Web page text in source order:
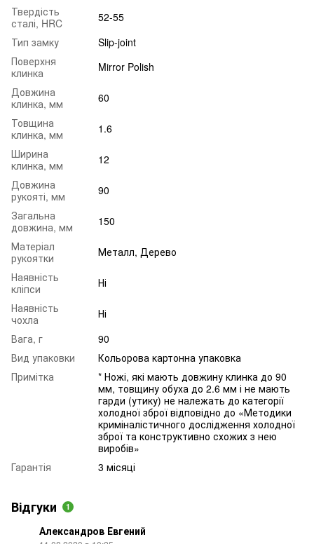
Твердість
сталі, HRC
52-55
Тип замку
Slip-joint
Поверхня
клинка
Mirror Polish
Довжина
клинка, мм
60
Товщина
клинка, мм
1.6
Ширина
клинка, мм
12
Довжина
рукояті, мм
90
Загальна
довжина, мм
150
Матеріал
рукоятки
Металл, Дерево
Наявність
кліпси
Ні
Наявність
чохла
Ні
Вага, г
90
Вид упаковки
Кольорова картонна упаковка
Примітка
* Ножі, які мають довжину клинка до 90
мм, товщину обуха до 2.6 мм і не мають
гарди (утику) не належать до категорії
холодної зброї відповідно до «Методики
криміналістичного дослідження холодної
зброї та конструктивно схожих з нею
виробів»
Гарантія
3 місяці
Відгуки 1
Александров Евгений